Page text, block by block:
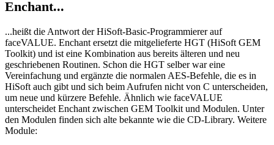
Enchant...
...heißt die Antwort der HiSoft-Basic-Programmierer auf
faceVALUE. Enchant ersetzt die mitgelieferte HGT (HiSoft GEM
Toolkit) und ist eine Kombination aus bereits älteren und neu
geschriebenen Routinen. Schon die HGT selber war eine
Vereinfachung und ergänzte die normalen AES-Befehle, die es in
HiSoft auch gibt und sich beim Aufrufen nicht von C unterscheiden,
um neue und kürzere Befehle. Ähnlich wie faceVALUE
unterscheidet Enchant zwischen GEM Toolkit und Modulen. Unter
den Modulen finden sich alte bekannte wie die CD-Library. Weitere
Module: